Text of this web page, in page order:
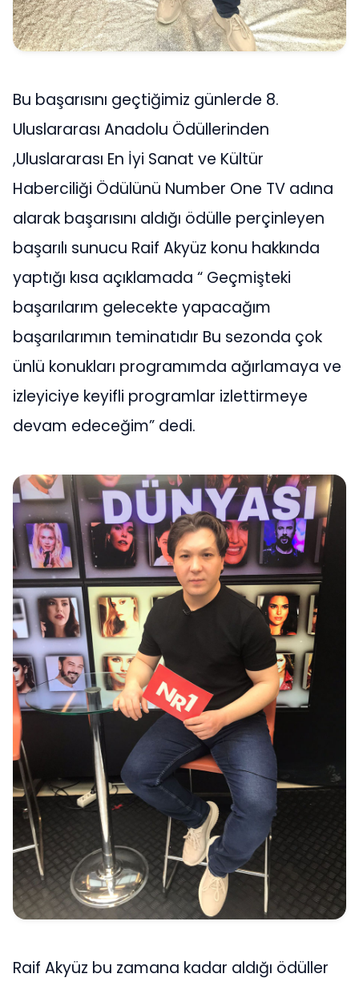
Bu başarısını geçtiğimiz günlerde 8.
Uluslararası Anadolu Ödüllerinden
,Uluslararası En İyi Sanat ve Kültür
Haberciliği Ödülünü Number One TV adına
alarak başarısını aldığı ödülle perçinleyen
başarılı sunucu Raif Akyüz konu hakkında
yaptığı kısa açıklamada “ Geçmişteki
başarılarım gelecekte yapacağım
başarılarımın teminatıdır Bu sezonda çok
ünlü konukları programımda ağırlamaya ve
izleyiciye keyifli programlar izlettirmeye
devam edeceğim” dedi.
Raif Akyüz bu zamana kadar aldığı ödüller